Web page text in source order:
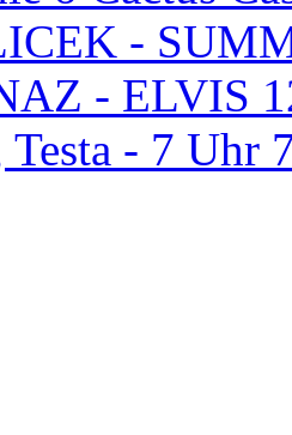
-
- ELVIS
Testa - 7